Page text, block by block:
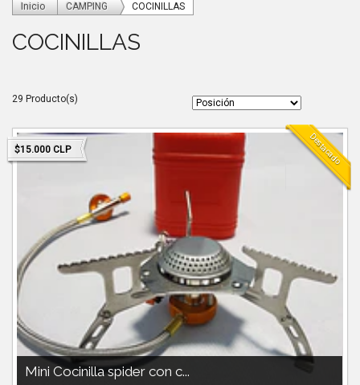
Inicio CAMPING COCINILLAS
COCINILLAS
29 Producto(s)
$15.000 CLP Destacado
Mini Cocinilla spider con c...